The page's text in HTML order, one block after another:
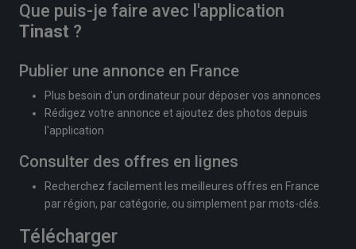
Que puis-je faire avec l'application
Tinast ?
Publier une annonce en France
Plus besoin d'un ordinateur pour déposer vos annonces
Rédigez votre annonce et ajoutez des photos depuis
l'application
Consulter des offres en lignes
Recherchez facilement les meilleures offres en France
par région, par catégorie, ou simplement par mots-clés.
Télécharger